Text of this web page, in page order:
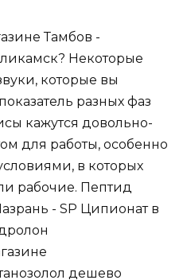
Тамбов -
Некоторые
которые вы
разных фаз
кажутся довольно-
для работы, особенно
в которых
рабочие. Пептид
- SP Ципионат в
дешево